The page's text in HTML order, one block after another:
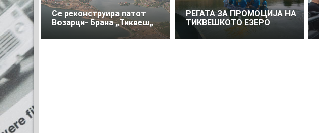
Се реконструира патот
Возарци- Брана „Тиквеш„
РЕГАТА ЗА ПРОМОЦИЈА НА
ТИКВЕШКОТО ЕЗЕРО